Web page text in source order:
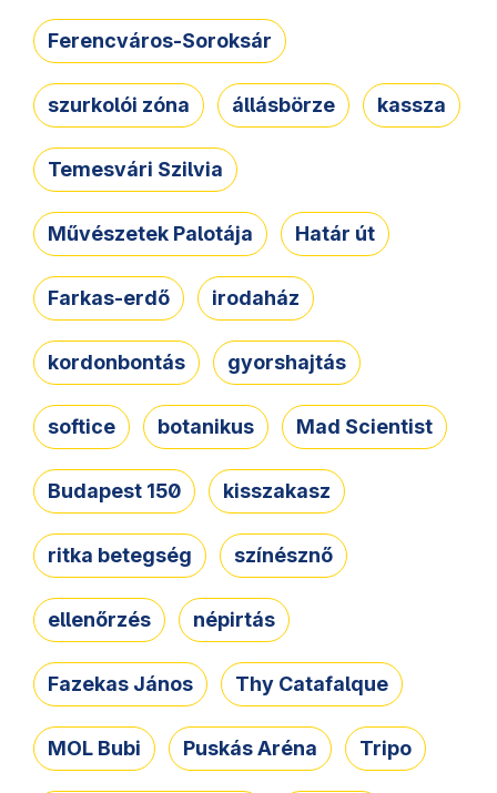
Ferencváros-Soroksár
szurkolói zóna állásbörze kassza
Temesvári Szilvia
Művészetek Palotája Határ út
Farkas-erdő irodaház
kordonbontás gyorshajtás
softice botanikus Mad Scientist
Budapest 150 kisszakasz
ritka betegség színésznő
ellenőrzés népirtás
Fazekas János Thy Catafalque
MOL Bubi Puskás Aréna Tripo